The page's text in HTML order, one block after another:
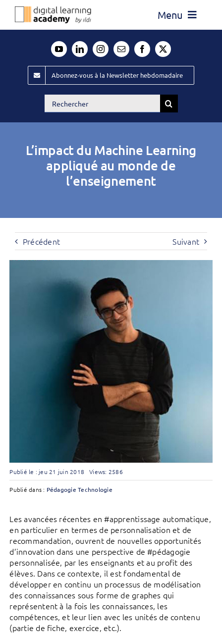
Passer
Menu
Évènements ILDI
Offres d’emploi
Publiez
Abonnez-vous à la Newsletter hebdomadaire
Rechercher:
L’impact du Machine Learning
appliqué au monde de
l’enseignement
Précédent Suivant
Publié le : jeu 21 juin 2018 Views: 2586
Publié dans : Pédagogie Technologie
Les avancées récentes en #apprentissage automatique,
en particulier en termes de personnalisation et de
recommandation, ouvrent de nouvelles opportunités
d’innovation dans une perspective de #pédagogie
personnalisée, par les enseignants et au profit des
élèves. Dans ce contexte, il est fondamental de
développer en continu un processus de modélisation
des connaissances sous forme de graphes qui
représentent à la fois les connaissances, les
compétences, et leur lien avec les unités de contenu
(partie de fiche, exercice, etc.).